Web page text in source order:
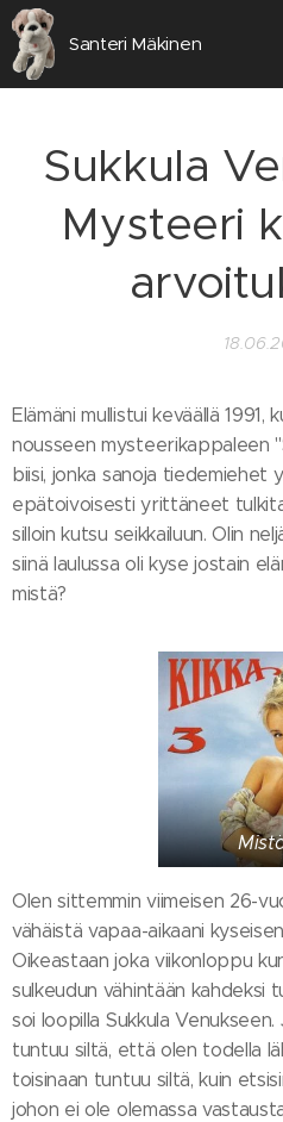
Santeri Mäkinen
Sukkula
Mysteeri
Elämäni mullistui keväällä 1991,
nousseen mysteerikappaleen
biisi, jonka sanoja tiedemiehet
epätoivoisesti yrittäneet tulkita
silloin kutsu seikkailuun. Olin
siinä laulussa oli kyse jostain
mistä?
Olen sittemmin viimeisen 26-
vähäistä vapaa-aikaani
Oikeastaan joka viikonloppu
sulkeudun vähintään kahdeksi
soi loopilla Sukkula
tuntuu siltä, että olen todella
toisinaan tuntuu siltä, kuin
johon ei ole olemassa